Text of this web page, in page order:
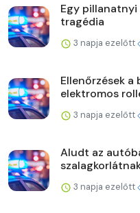
Egy
tragédia
3 napja ezelőtt
Ellenőrzések
elektromos
3 napja ezelőtt
Aludt az
3 napja ezelőtt